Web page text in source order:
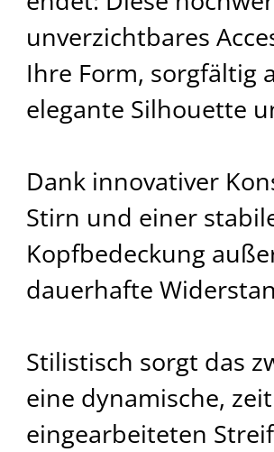
unverzichtbares
Ihre Form, sorgfältig
elegante Silhouette
Dank innovativer
Stirn und einer
Kopfbedeckung
dauerhafte
Stilistisch sorgt das
eine dynamische,
eingearbeiteten